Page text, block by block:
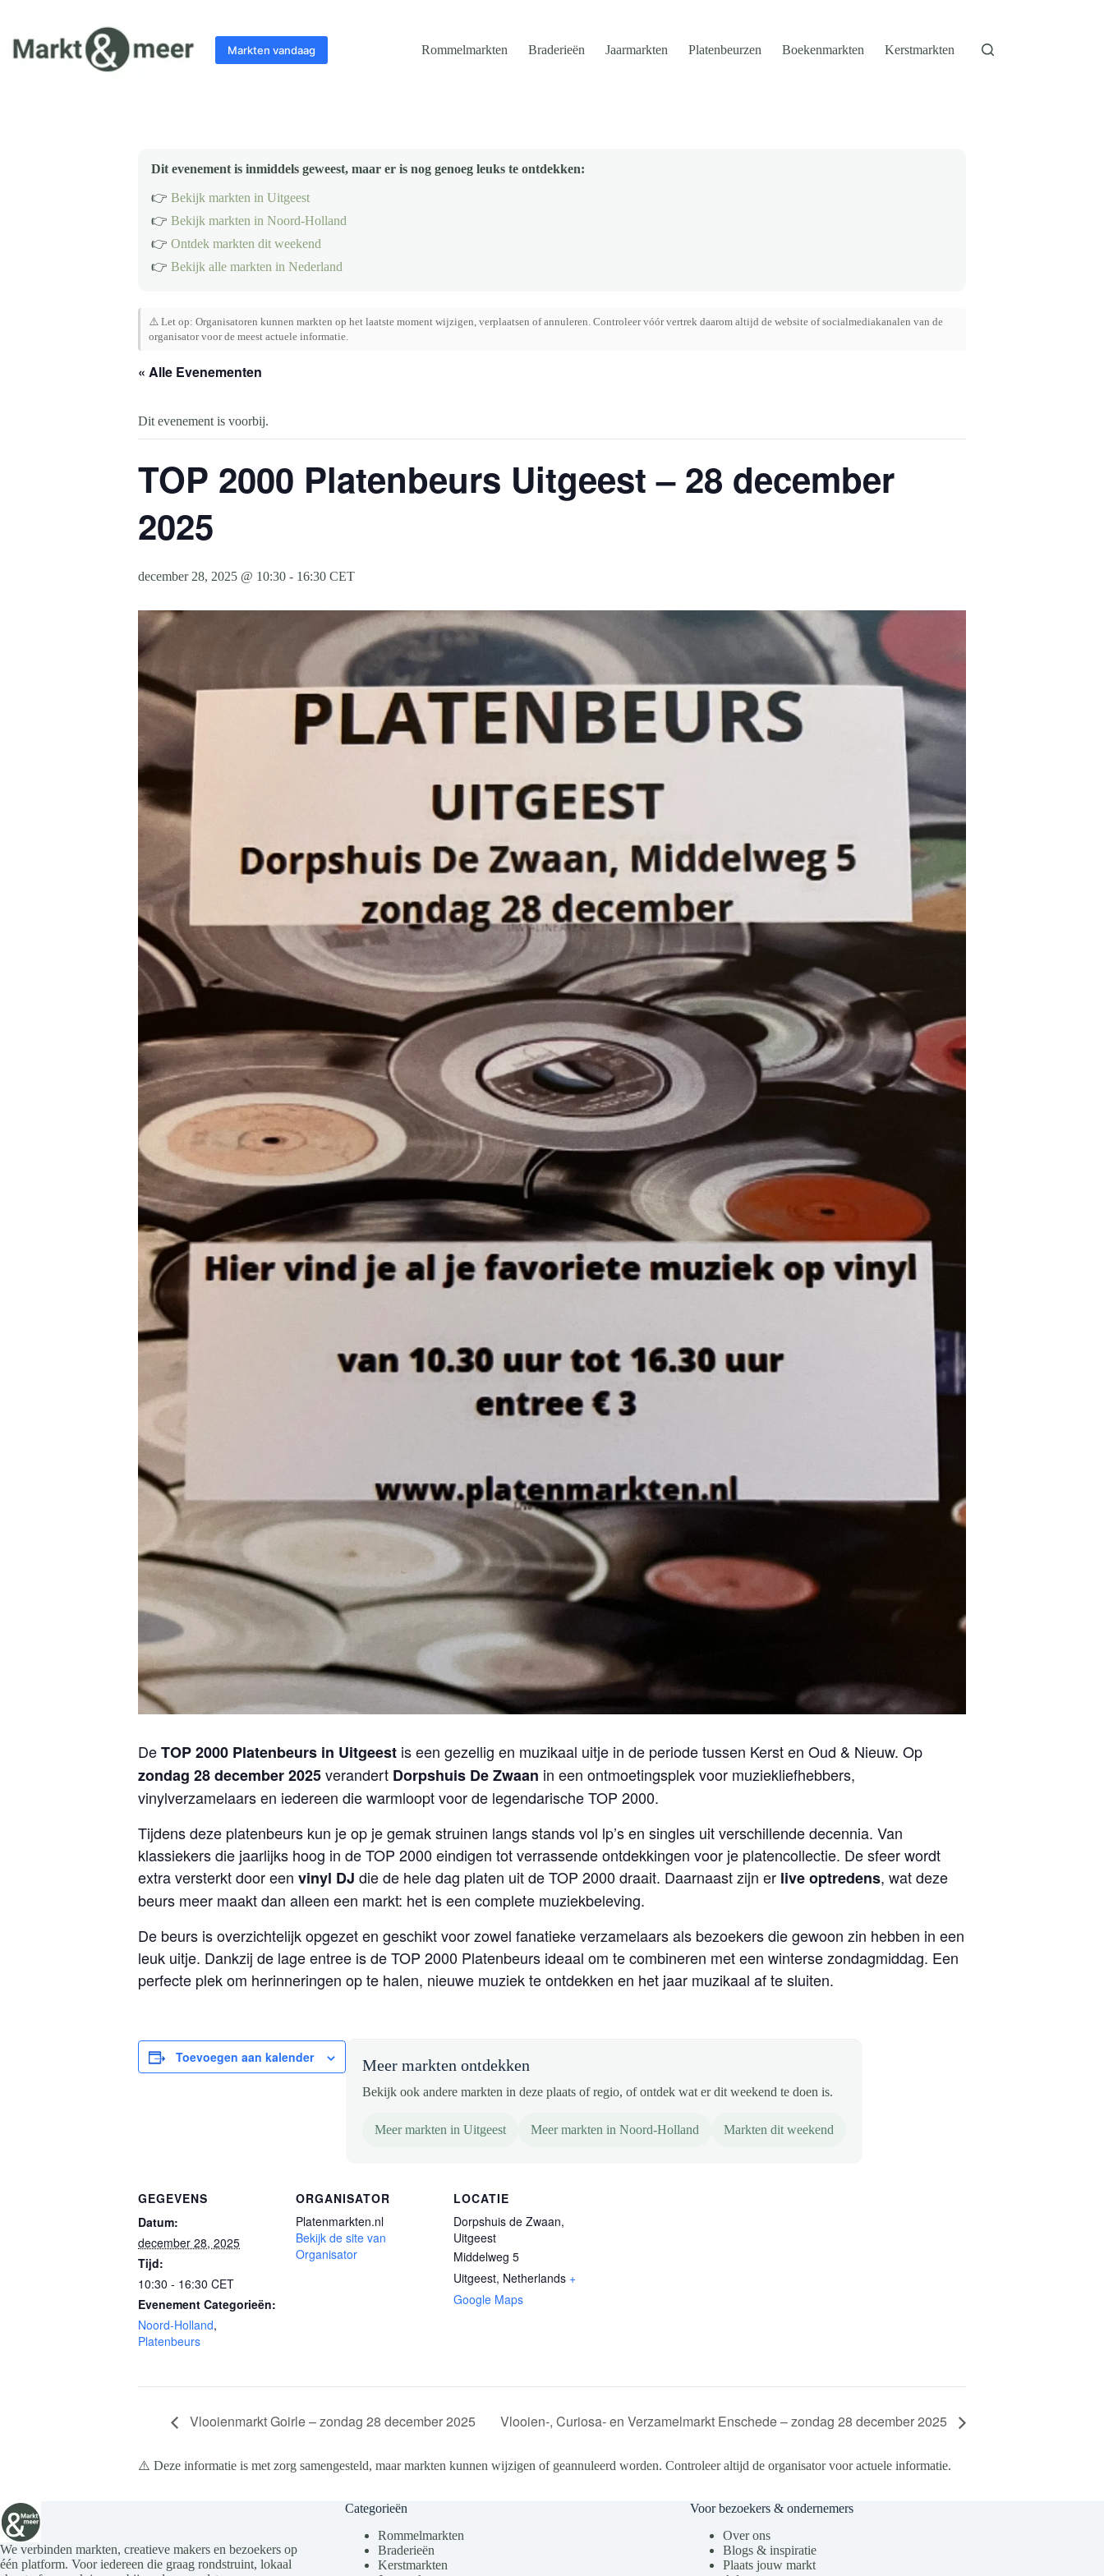
inhoud
Markten vandaag Rommelmarkten Braderieën Jaarmarkten Platenbeurzen Boekenmarkten Kerstmarkten
Dit evenement is inmiddels geweest, maar er is nog genoeg leuks te ontdekken:
👉 Bekijk markten in Uitgeest
👉 Bekijk markten in Noord-Holland
👉 Ontdek markten dit weekend
👉 Bekijk alle markten in Nederland
⚠️ Let op: Organisatoren kunnen markten op het laatste moment wijzigen, verplaatsen of annuleren. Controleer vóór vertrek daarom altijd de website of socialmediakanalen van de
organisator voor de meest actuele informatie.
« Alle Evenementen
Dit evenement is voorbij.
TOP 2000 Platenbeurs Uitgeest – 28 december
2025
december 28, 2025 @ 10:30 - 16:30 CET
DeTOP 2000 Platenbeurs in Uitgeest is een gezellig en muzikaal uitje in de periode tussen Kerst en Oud & Nieuw. Op
zondag 28 december 2025verandert Dorpshuis De Zwaan in een ontmoetingsplek voor muziekliefhebbers,
vinylverzamelaars en iedereen die warmloopt voor de legendarische TOP 2000.
Tijdens deze platenbeurs kun je op je gemak struinen langs stands vol lp’s en singles uit verschillende decennia. Van
klassiekers die jaarlijks hoog in de TOP 2000 eindigen tot verrassende ontdekkingen voor je platencollectie. De sfeer wordt
extra versterkt door een vinyl DJ die de hele dag platen uit de TOP 2000 draait. Daarnaast zijn er live optredens, wat deze
beurs meer maakt dan alleen een markt: het is een complete muziekbeleving.
De beurs is overzichtelijk opgezet en geschikt voor zowel fanatieke verzamelaars als bezoekers die gewoon zin hebben in een
leuk uitje. Dankzij de lage entree is de TOP 2000 Platenbeurs ideaal om te combineren met een winterse zondagmiddag. Een
perfecte plek om herinneringen op te halen, nieuwe muziek te ontdekken en het jaar muzikaal af te sluiten.
Toevoegen aan kalender Meer markten ontdekken
Bekijk ook andere markten in deze plaats of regio, of ontdek wat er dit weekend te doen is.
Meer markten in Uitgeest Meer markten in Noord-Holland Markten dit weekend
GEGEVENS
Datum:
december 28, 2025
Tijd:
10:30 - 16:30 CET
Evenement Categorieën:
Noord-Holland,
Platenbeurs
ORGANISATOR
Platenmarkten.nl
Bekijk de site van
Organisator
LOCATIE
Dorpshuis de Zwaan,
Uitgeest
Middelweg 5
Uitgeest, Netherlands +
Google Maps
Vlooienmarkt Goirle – zondag 28 december 2025 Vlooien-, Curiosa- en Verzamelmarkt Enschede – zondag 28 december 2025
⚠️ Deze informatie is met zorg samengesteld, maar markten kunnen wijzigen of geannuleerd worden. Controleer altijd de organisator voor actuele informatie.
We verbinden markten, creatieve makers en bezoekers op
één platform. Voor iedereen die graag rondstruint, lokaal
Categorieën
Rommelmarkten
Braderieën
Kerstmarkten
Voor bezoekers & ondernemers
Over ons
Blogs & inspiratie
Plaats jouw markt